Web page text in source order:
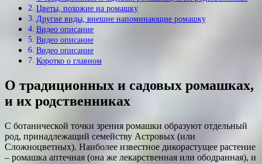
Цветы, похожие на ромашку
Другие виды, внешне напоминающие ромашку
Видео описание
Видео описание
Видео описание
Коротко о главном
О традиционных и садовых ромашках,
и их родственниках
С ботанической точки зрения ромашки образуют отдельный
род, принадлежащий семейству Астровых (или
Сложноцветных). Наиболее известное дикорастущее растение
– ромашка аптечная (она же лекарственная или ободранная), и